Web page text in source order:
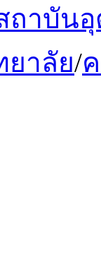
ถาบัน
าลัย/